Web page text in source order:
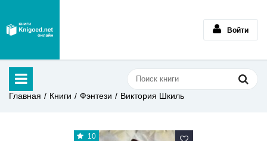
Войти
Главная Книги Фэнтези Виктория Шкиль
10